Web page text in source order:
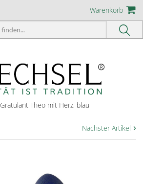
Warenkorb
Gratulant Theo mit Herz, blau
Nächster Artikel ›